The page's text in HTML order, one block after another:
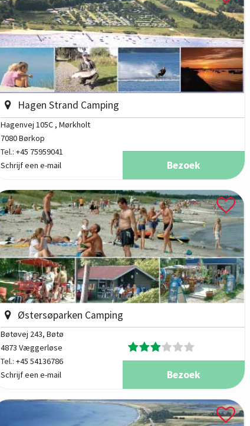
Hagen Strand Camping
Hagenvej 105C , Mørkholt
7080 Børkop
Tel.: +45 75959041
Schrijf een e-mail
Bezoek
Østersøparken Camping
Bøtøvej 243, Bøtø
4873 Væggerløse
Tel.: +45 54136786
Schrijf een e-mail
Bezoek